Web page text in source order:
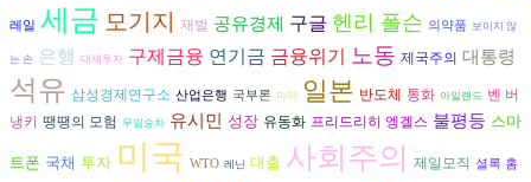
레일 세금 모기지 재벌 공유경제 구글 헨리 폴슨 의약품 보이지 않
는 손 은행 대체투자 구제금융 연기금 금융위기 노동 제국주의 대통령
석유 삼성경제연구소 산업은행 국부론 마약 일본 반도체 통화 아일랜드 벤 버
냉키 땡땡의 모험 무임승차 유시민 성장 유동화 프리드리히 엥겔스 불평등 스마
트폰 국채 투자 미국 WTO 레닌 대출 사회주의 제일모직 셜록 홈